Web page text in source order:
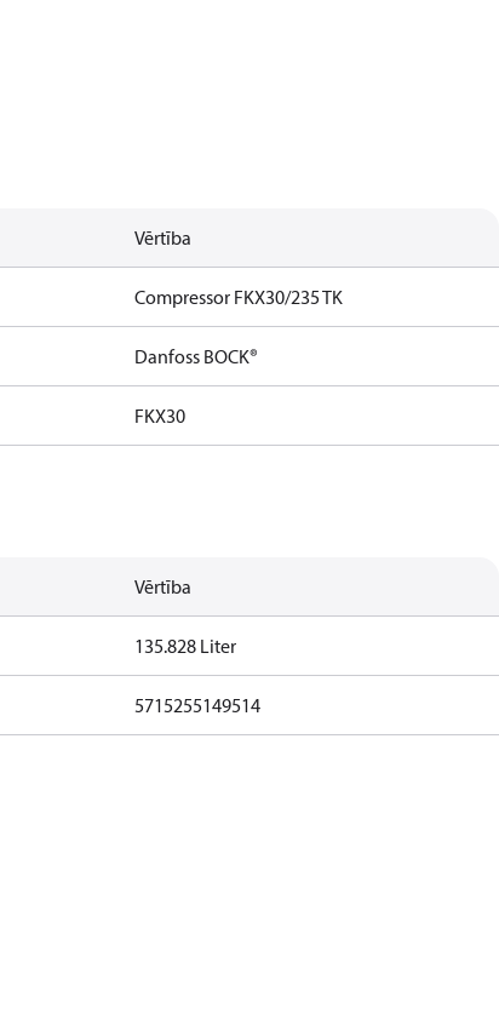
Vērtība
Compressor FKX30/235 TK
Danfoss BOCK®
FKX30
Vērtība
135.828 Liter
5715255149514